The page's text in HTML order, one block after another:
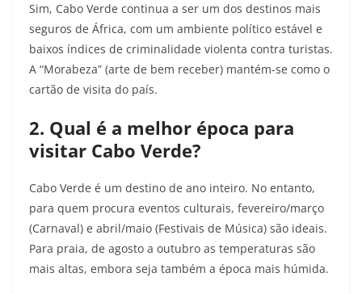
Sim, Cabo Verde continua a ser um dos destinos mais
seguros de África, com um ambiente político estável e
baixos índices de criminalidade violenta contra turistas.
A “Morabeza” (arte de bem receber) mantém-se como o
cartão de visita do país.
2. Qual é a melhor época para
visitar Cabo Verde?
Cabo Verde é um destino de ano inteiro. No entanto,
para quem procura eventos culturais, fevereiro/março
(Carnaval) e abril/maio (Festivais de Música) são ideais.
Para praia, de agosto a outubro as temperaturas são
mais altas, embora seja também a época mais húmida.